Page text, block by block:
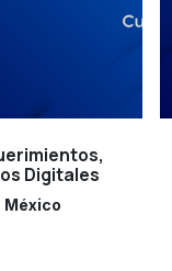
Digitales
México